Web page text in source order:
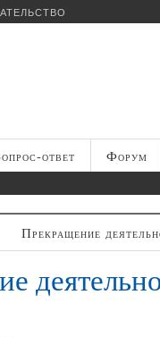
ответ Форум
Прекращение